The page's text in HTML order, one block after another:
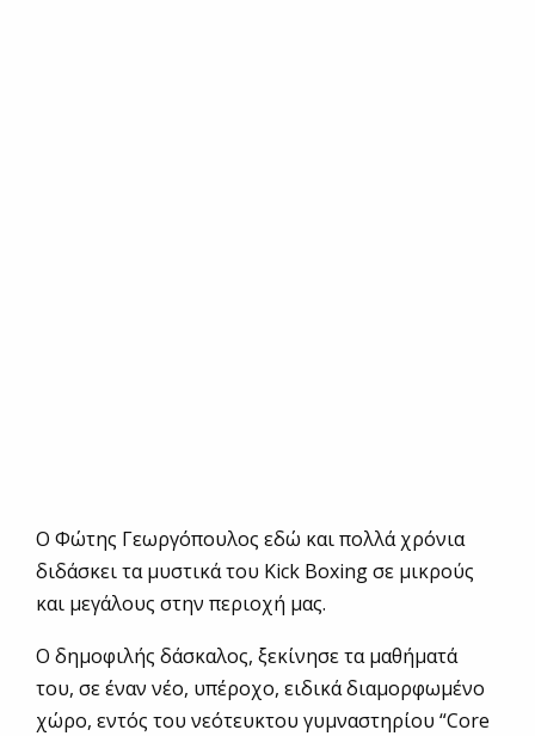
O Φώτης Γεωργόπουλος εδώ και πολλά χρόνια
διδάσκει τα μυστικά του Kick Boxing σε μικρούς
και μεγάλους στην περιοχή μας.
Ο δημοφιλής δάσκαλος, ξεκίνησε τα μαθήματά
του, σε έναν νέο, υπέροχο, ειδικά διαμορφωμένο
χώρο, εντός του νεότευκτου γυμναστηρίου “Core